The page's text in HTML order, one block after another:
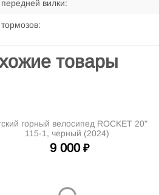
вилки:
товары
горный велосипед ROCKET 20"
115-1, черный (2024)
9 000 ₽